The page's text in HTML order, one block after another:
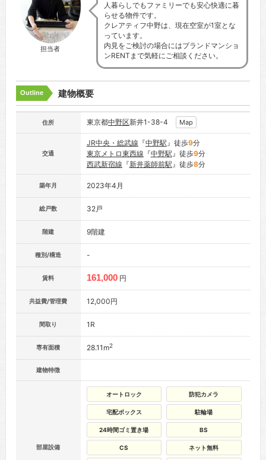
担当者
人暮らしでもファミリーでも安心快適に暮
らせる物件です。
クレアティフ中野は、現在空室が1室とな
っています。
内見をご検討の場合にはブランドマンショ
ンRENTまで気軽にご相談ください。
Outline 建物概要
住所 東京都中野区新井1-38-4 Map
交通
JR中央・総武線 『中野駅』徒歩9分
東京メトロ東西線 『中野駅』徒歩9分
西武新宿線 『新井薬師前駅』徒歩8分
築年月 2023年4月
総戸数 32戸
階建 9階建
種別/構造 -
賃料 161,000 円
共益費/管理費 12,000円
間取り 1R
専有面積 28.11m2
建物特徴
部屋設備
オートロック 防犯カメラ
宅配ボックス 駐輪場
24時間ゴミ置き場 BS
CS ネット無料